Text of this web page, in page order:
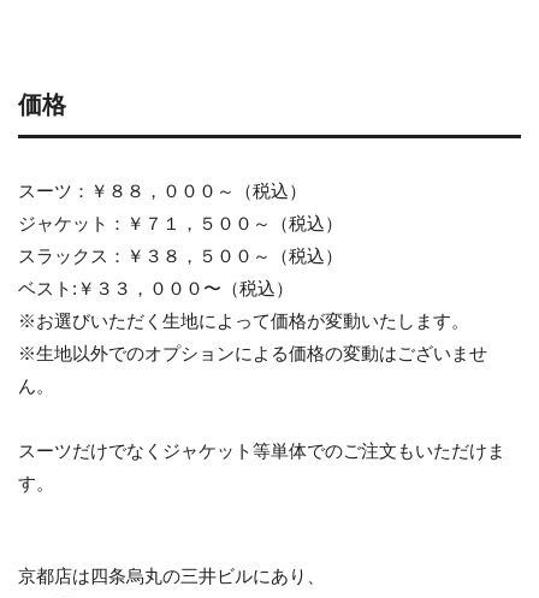
価格
スーツ：￥８８，０００～（税込）
ジャケット：￥７１，５００～（税込）
スラックス：￥３８，５００～（税込）
ベスト:￥３３，０００〜（税込）
※お選びいただく生地によって価格が変動いたします。
※生地以外でのオプションによる価格の変動はございませ
ん。
スーツだけでなくジャケット等単体でのご注文もいただけま
す。
京都店は四条烏丸の三井ビルにあり、